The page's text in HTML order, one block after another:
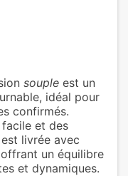
souple est un
idéal pour
confirmés.
et des
livrée avec
un équilibre
et dynamiques.